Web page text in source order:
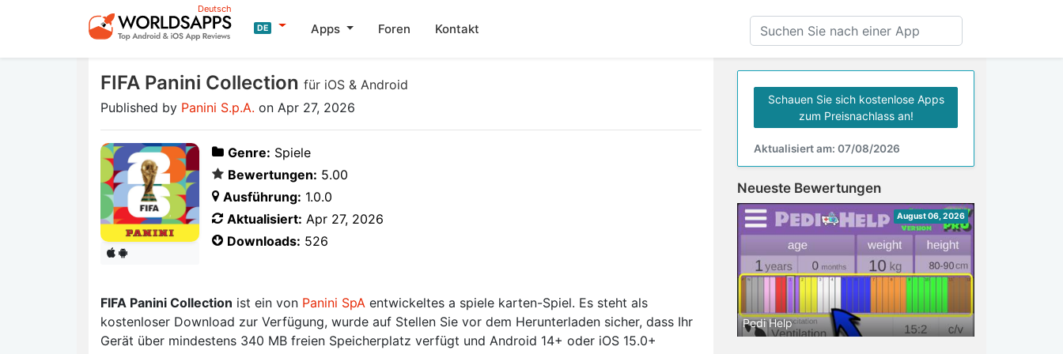
Deutsch
DE Apps Foren Kontakt
FIFA Panini Collection für iOS & Android
Published by Panini S.p.A. on Apr 27, 2026
Genre: Spiele
Bewertungen: 5.00
Ausführung: 1.0.0
Aktualisiert: Apr 27, 2026
Downloads: 526
FIFA Panini Collection ist ein von Panini SpA entwickeltes a spiele karten-Spiel. Es steht als
kostenloser Download zur Verfügung, wurde auf Stellen Sie vor dem Herunterladen sicher, dass Ihr
Gerät über mindestens 340 MB freien Speicherplatz verfügt und Android 14+ oder iOS 15.0+
Schauen Sie sich kostenlose Apps
zum Preisnachlass an!
Aktualisiert am: 07/08/2026
Neueste Bewertungen
August 06, 2026
Pedi Help